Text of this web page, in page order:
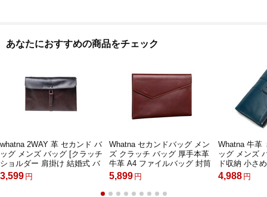
あなたにおすすめの商品をチェック
whatna 2WAY 革 セカンド バ
ッグ メンズ バッグ [クラッチ
ショルダー 肩掛け 結婚式 バ
ッグ] 皮 A4 手持ちバッグ ビ
ジネス カジュアル フォーマ
ル 冠婚葬祭 紳士用 男性用 ブ
3,599 円
Whatna セカンドバッグ メン
ズ クラッチ バッグ 厚手本革
牛革 A4 ファイルバッグ 封筒
袋 ジュアル フォーマル 冠婚
葬祭 ビジネス バッグ 手持ち
バッグ 紳士用 男性用 黒 ブラ
5,899 円
Whatna 牛革
ッグ メンズ
ド収納 小さ
グ 長財布 革
ンズ ポーチ
4,988 円